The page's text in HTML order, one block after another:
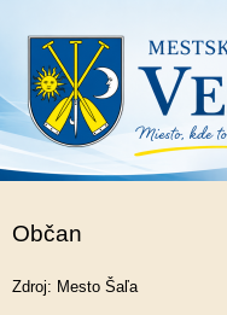
Občan
Zdroj: Mesto Šaľa